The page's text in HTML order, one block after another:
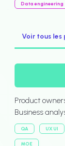
Data engineering
Voir tous les
Product
Business
QA UX UI
MOE